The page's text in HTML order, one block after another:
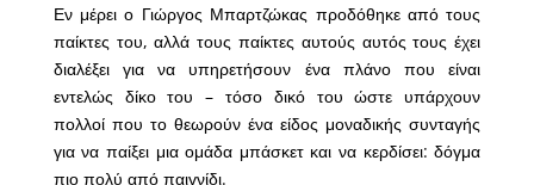
Εν μέρει ο Γιώργος Μπαρτζώκας προδόθηκε από τους
παίκτες του, αλλά τους παίκτες αυτούς αυτός τους έχει
διαλέξει για να υπηρετήσουν ένα πλάνο που είναι
εντελώς δίκο του – τόσο δικό του ώστε υπάρχουν
πολλοί που το θεωρούν ένα είδος μοναδικής συνταγής
για να παίξει μια ομάδα μπάσκετ και να κερδίσει: δόγμα
πιο πολύ από παιγνίδι.